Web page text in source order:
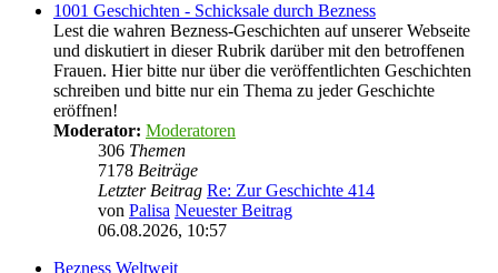
1001 Geschichten - Schicksale durch Bezness
Lest die wahren Bezness-Geschichten auf unserer Webseite
und diskutiert in dieser Rubrik darüber mit den betroffenen
Frauen. Hier bitte nur über die veröffentlichten Geschichten
schreiben und bitte nur ein Thema zu jeder Geschichte
eröffnen!
Moderator: Moderatoren
306 Themen
7178 Beiträge
Letzter Beitrag Re: Zur Geschichte 414
von Palisa Neuester Beitrag
06.08.2026, 10:57
Bezness Weltweit